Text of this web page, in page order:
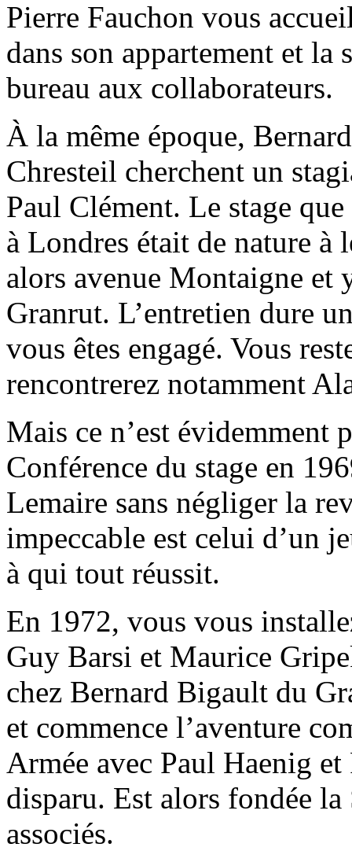
Pierre Fauchon vous
dans son appartement et la
bureau aux collaborateurs.
À la même époque,
Chresteil cherchent un
Paul Clément. Le stage
à Londres était de nature à
alors avenue Montaigne et
Granrut. L’entretien dure
vous êtes engagé. Vous
rencontrerez notamment
Mais ce n’est évidemment
Conférence du stage en
Lemaire sans négliger la
impeccable est celui d’un
à qui tout réussit.
En 1972, vous vous
Guy Barsi et Maurice
chez Bernard Bigault du
et commence l’aventure
Armée avec Paul Haenig
disparu. Est alors fondée
associés.